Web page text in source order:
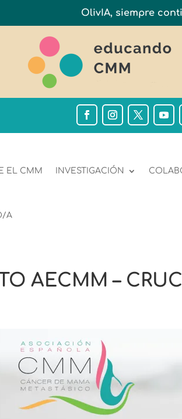
OlivIA, siempre
EL CMM INVESTIGACIÓN
A
AECMM –